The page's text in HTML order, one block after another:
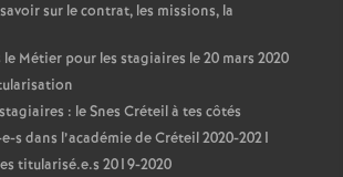
sur le contrat, les missions, la
Métier pour les stagiaires le 20 mars 2020
: le Snes Créteil à tes côtés
s dans l’académie de Créteil 2020-2021
titularisé.e.s 2019-2020